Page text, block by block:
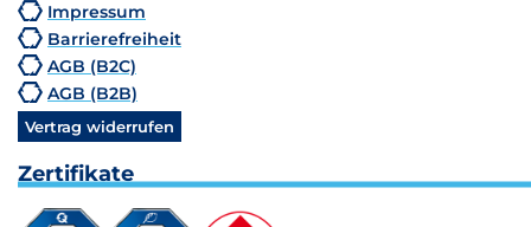
Impressum
Barrierefreiheit
AGB (B2C)
AGB (B2B)
Vertrag widerrufen
Zertifikate